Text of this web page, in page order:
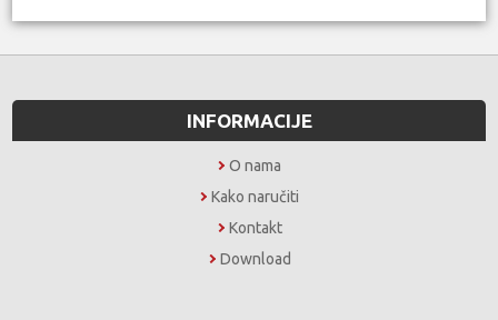
INFORMACIJE
O nama
Kako naručiti
Kontakt
Download